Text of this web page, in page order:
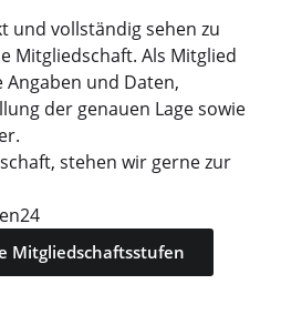
und vollständig sehen zu
Mitgliedschaft. Als Mitglied
und Daten,
der genauen Lage sowie
stehen wir gerne zur
Mitgliedschaftsstufen